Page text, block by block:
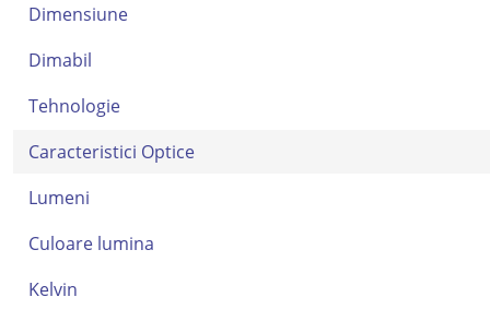
Dimensiune
Dimabil
Tehnologie
Caracteristici Optice
Lumeni
Culoare lumina
Kelvin